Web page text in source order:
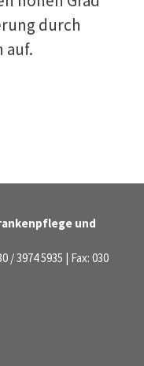
durch
auf.
und
/ 3974 5935 | Fax: 030